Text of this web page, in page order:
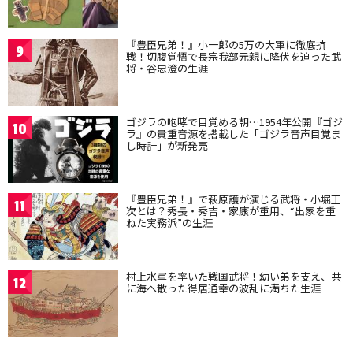
9 『豊臣兄弟！』小一郎の5万の大軍に徹底抗
戦！切腹覚悟で長宗我部元親に降伏を迫った武
将・谷忠澄の生涯
10 ゴジラの咆哮で目覚める朝…1954年公開『ゴジ
ラ』の貴重音源を搭載した「ゴジラ音声目覚ま
し時計」が新発売
11 『豊臣兄弟！』で萩原護が演じる武将・小堀正
次とは？秀長・秀吉・家康が重用、“出家を重
ねた実務派”の生涯
12 村上水軍を率いた戦国武将！幼い弟を支え、共
に海へ散った得居通幸の波乱に満ちた生涯